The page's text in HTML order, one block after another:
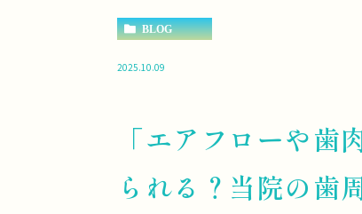
BLOG
2025.10.09
「エアフローや歯
られる？当院の歯